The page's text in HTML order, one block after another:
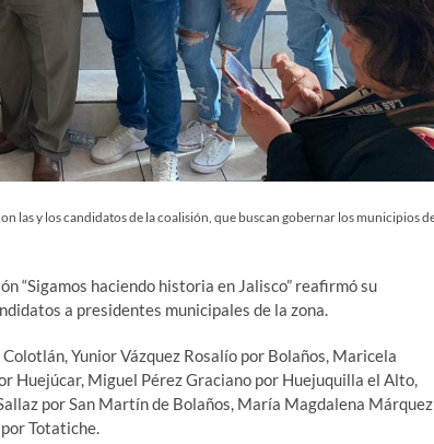
las y los candidatos de la coalisión, que buscan gobernar los municipios
“Sigamos haciendo historia en Jalisco” reafirmó su
a presidentes municipales de la zona.
Yunior Vázquez Rosalío por Bolaños, Maricela
Miguel Pérez Graciano por Huejuquilla el Alto,
por San Martín de Bolaños, María Magdalena Márquez
Totatiche.